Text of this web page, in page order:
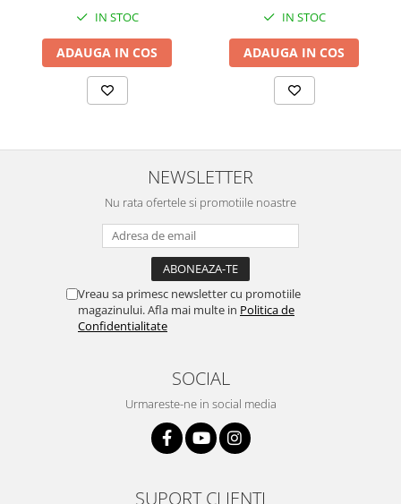
IN STOC
ADAUGA IN COS
IN STOC
ADAUGA IN COS
NEWSLETTER
Nu rata ofertele si promotiile noastre
Vreau sa primesc newsletter cu promotiile
magazinului. Afla mai multe in Politica de
Confidentialitate
SOCIAL
Urmareste-ne in social media
SUPORT CLIENTI